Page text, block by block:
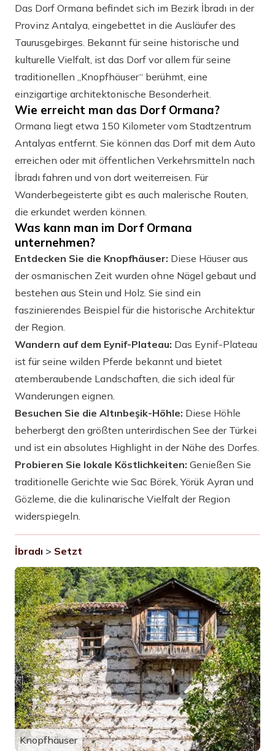
Das Dorf Ormana befindet sich im Bezirk İbradı in der
Provinz Antalya, eingebettet in die Ausläufer des
Taurusgebirges. Bekannt für seine historische und
kulturelle Vielfalt, ist das Dorf vor allem für seine
traditionellen „Knopfhäuser“ berühmt, eine
einzigartige architektonische Besonderheit.
Wie erreicht man das Dorf Ormana?
Ormana liegt etwa 150 Kilometer vom Stadtzentrum
Antalyas entfernt. Sie können das Dorf mit dem Auto
erreichen oder mit öffentlichen Verkehrsmitteln nach
İbradı fahren und von dort weiterreisen. Für
Wanderbegeisterte gibt es auch malerische Routen,
die erkundet werden können.
Was kann man im Dorf Ormana
unternehmen?
Entdecken Sie die Knopfhäuser: Diese Häuser aus
der osmanischen Zeit wurden ohne Nägel gebaut und
bestehen aus Stein und Holz. Sie sind ein
faszinierendes Beispiel für die historische Architektur
der Region.
Wandern auf dem Eynif-Plateau: Das Eynif-Plateau
ist für seine wilden Pferde bekannt und bietet
atemberaubende Landschaften, die sich ideal für
Wanderungen eignen.
Besuchen Sie die Altınbeşik-Höhle: Diese Höhle
beherbergt den größten unterirdischen See der Türkei
und ist ein absolutes Highlight in der Nähe des Dorfes.
Probieren Sie lokale Köstlichkeiten: Genießen Sie
traditionelle Gerichte wie Sac Börek, Yörük Ayran und
Gözleme, die die kulinarische Vielfalt der Region
widerspiegeln.
İbradı > Setzt
Knopfhäuser